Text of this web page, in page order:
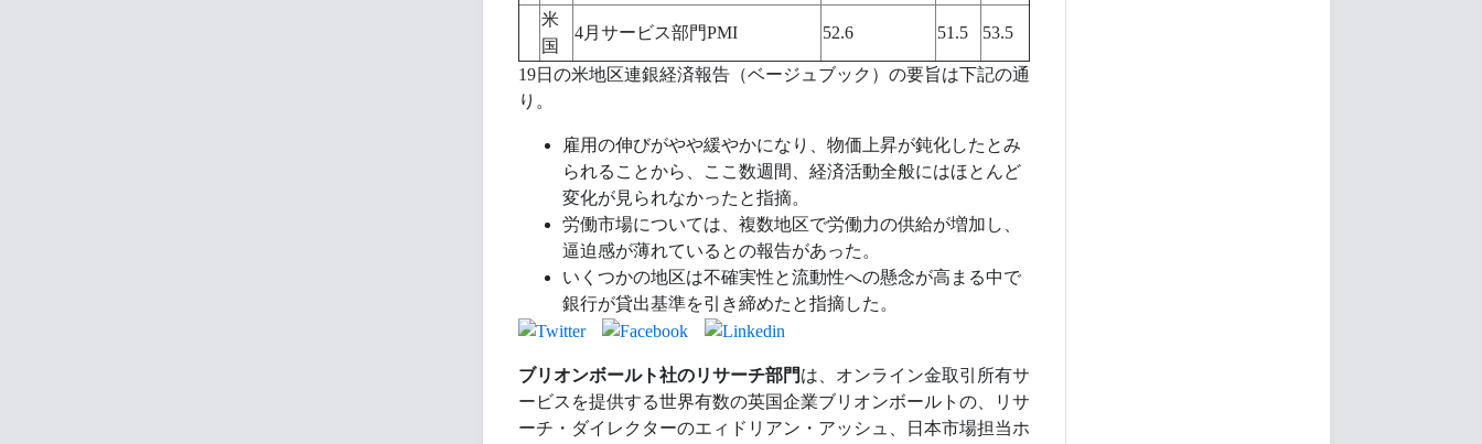
米
国
4月サービス部門PMI 52.6 51.5 53.5
19日の米地区連銀経済報告（ベージュブック）の要旨は下記の通
り。
雇用の伸びがやや緩やかになり、物価上昇が鈍化したとみ
られることから、ここ数週間、経済活動全般にはほとんど
変化が見られなかったと指摘。
労働市場については、複数地区で労働力の供給が増加し、
逼迫感が薄れているとの報告があった。
いくつかの地区は不確実性と流動性への懸念が高まる中で
銀行が貸出基準を引き締めたと指摘した。
ブリオンボールト社のリサーチ部門は、オンライン金取引所有サ
ービスを提供する世界有数の英国企業ブリオンボールトの、リサ
ーチ・ダイレクターのエィドリアン・アッシュ、日本市場担当ホ